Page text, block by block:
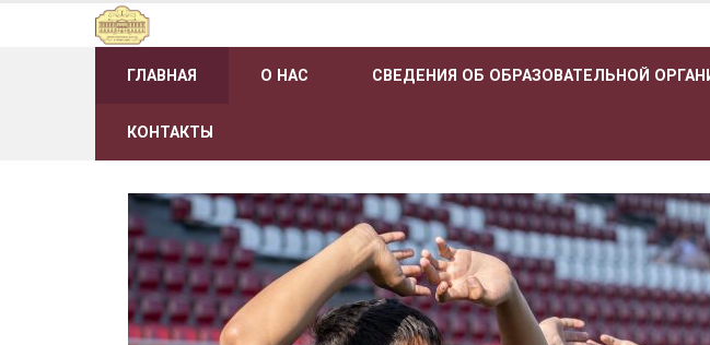
ГЛАВНАЯ О НАС СВЕДЕНИЯ ОБ ОБРАЗОВАТЕЛЬНОЙ
КОНТАКТЫ